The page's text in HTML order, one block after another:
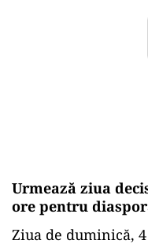
Urmează ziua
ore pentru
Ziua de duminică,